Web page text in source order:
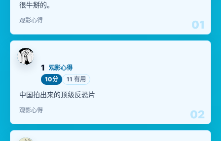
01
很牛掰的。
观影心得
02
1 观影心得
10分
11 有用
中国拍出来的顶级反恐片
观影心得